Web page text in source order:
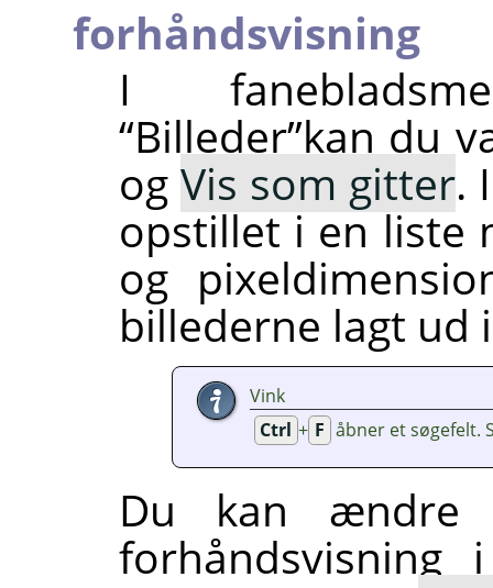
forhåndsvisning
I
“Billeder”kan du
og Vis som gitter.
opstillet i en liste
og
billederne lagt
Vink
Ctrl + F åbner et søgefelt.
Du kan ændre